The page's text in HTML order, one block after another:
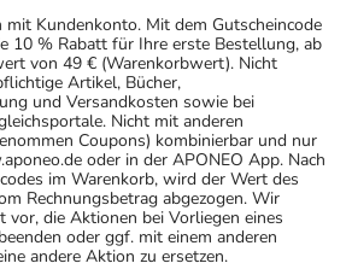
Kundenkonto. Mit dem Gutscheincode
10 % Rabatt für Ihre erste Bestellung, ab
von 49 € (Warenkorbwert). Nicht
Artikel, Bücher,
und Versandkosten sowie bei
Nicht mit anderen
Coupons) kombinierbar und nur
oder in der APONEO App. Nach
im Warenkorb, wird der Wert des
Rechnungsbetrag abgezogen. Wir
vor, die Aktionen bei Vorliegen eines
oder ggf. mit einem anderen
andere Aktion zu ersetzen.